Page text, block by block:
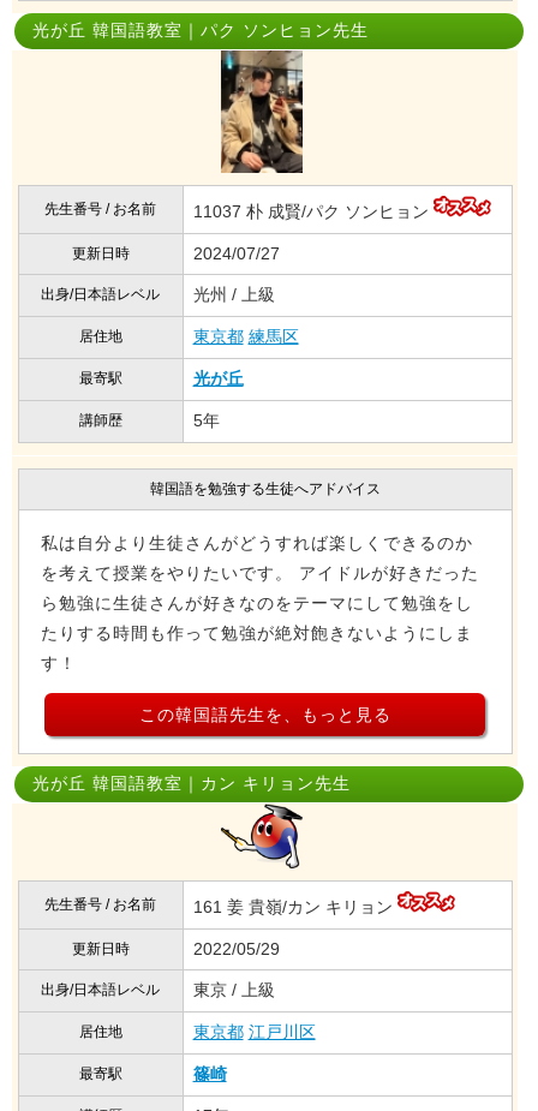
光が丘 韓国語教室｜パク ソンヒョン先生
先生番号 / お名前 11037 朴 成賢/パク ソンヒョン
更新日時 2024/07/27
出身/日本語レベル 光州 / 上級
居住地 東京都 練馬区
最寄駅 光が丘
講師歴 5年
韓国語を勉強する生徒へアドバイス
私は自分より生徒さんがどうすれば楽しくできるのか
を考えて授業をやりたいです。 アイドルが好きだった
ら勉強に生徒さんが好きなのをテーマにして勉強をし
たりする時間も作って勉強が絶対飽きないようにしま
す！
この韓国語先生を、もっと見る
光が丘 韓国語教室｜カン キリョン先生
先生番号 / お名前 161 姜 貴嶺/カン キリョン
更新日時 2022/05/29
出身/日本語レベル 東京 / 上級
居住地 東京都 江戸川区
最寄駅 篠崎